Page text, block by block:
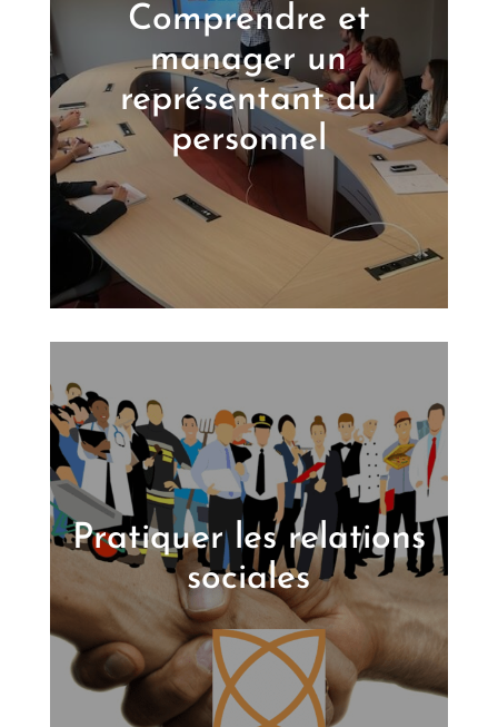
Comprendre et
manager un
représentant du
personnel
Pratiquer les relations
sociales